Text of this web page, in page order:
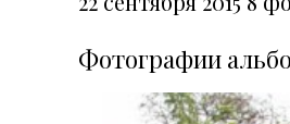
Фотографии